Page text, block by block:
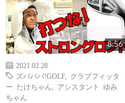
8:56
2021.02.28
ズバババ!GOLF, クラブフィッタ
ー たけちゃん
アシスタント ゆみ
ちゃん